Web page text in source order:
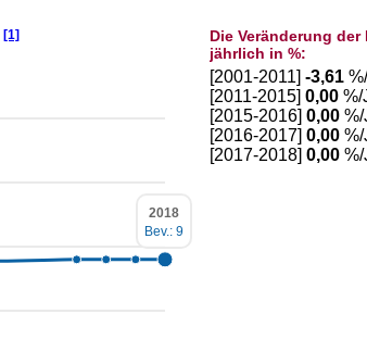
[1]
2018
Bev.: 9
Die Veränderung
jährlich in %:
[2001-2011]-3,61
[2011-2015]0,00 %/
[2015-2016]0,00
[2016-2017]0,00
[2017-2018]0,00